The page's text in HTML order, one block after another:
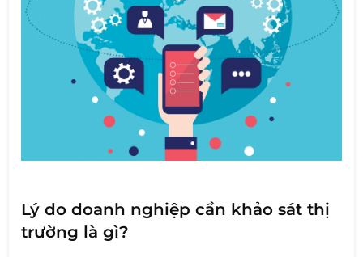
Lý do doanh nghiệp cần khảo sát thị
trường là gì?